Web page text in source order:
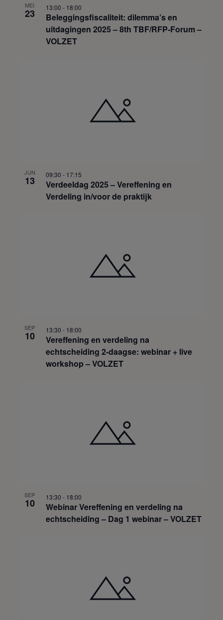
MEI
23
Beleggingsfiscaliteit: dilemma’s en
uitdagingen 2025 – 8th TBF/RFP-Forum –
VOLZET
13:00 - 18:00
JUN
13
Verdeeldag 2025 – Vereffening en
Verdeling in/voor de praktijk
09:30 - 17:15
SEP
10
Vereffening en verdeling na
echtscheiding 2-daagse: webinar + live
workshop – VOLZET
13:30 - 18:00
SEP
10
Webinar Vereffening en verdeling na
echtscheiding – Dag 1 webinar – VOLZET
13:30 - 18:00